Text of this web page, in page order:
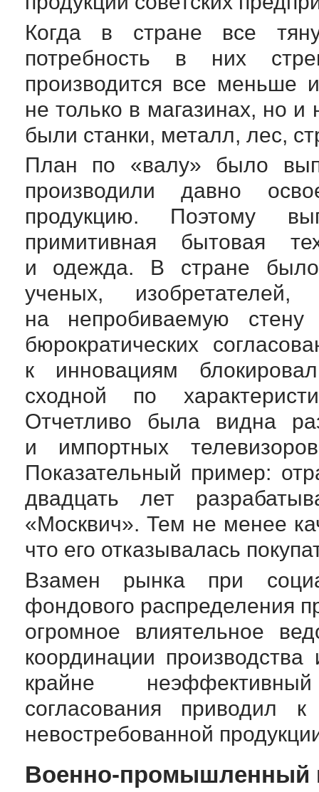
Когда в стране все
потребность в них
производится все меньше
не только в магазинах, но
были станки, металл, лес,
План по «валу» было
производили давно
продукцию. Поэтому
примитивная бытовая
и одежда. В стране было
ученых,
на непробиваемую стену
бюрократических
к инновациям
сходной по
Отчетливо была видна
и импортных
Показательный пример:
двадцать лет
«Москвич». Тем не менее
что его отказывалась
Взамен рынка при
фондового распределения
огромное влиятельное
координации
крайне
согласования приводил
невостребованной
Военно-промышленный